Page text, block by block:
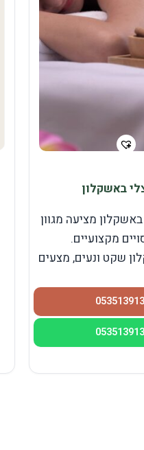
באשקלון
מציעה מגוון
מקצועיים.
שקט ונעים, מצעים